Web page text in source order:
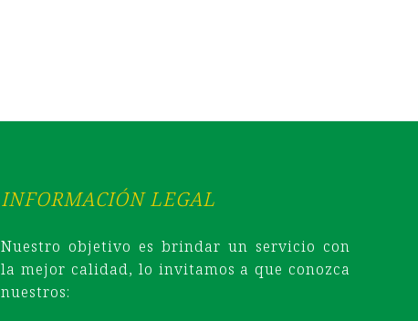
INFORMACIÓN LEGAL
Nuestro objetivo es brindar un servicio con
la mejor calidad, lo invitamos a que conozca
nuestros: